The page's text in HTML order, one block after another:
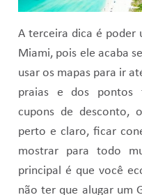
A terceira dica é poder
Miami, pois ele acaba
usar os mapas para ir
praias e dos pontos
cupons de desconto,
perto e claro, ficar
mostrar para todo
principal é que você
não ter que alugar um